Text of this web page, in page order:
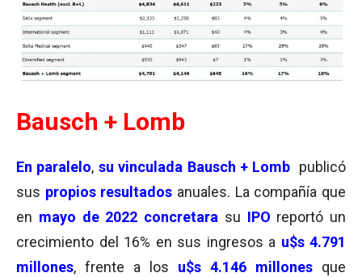
Bausch + Lomb
En paralelo, su vinculada Bausch + Lomb publicó
sus propios resultados anuales. La compañía que
en mayo de 2022 concretara su IPO reportó un
crecimiento del 16% en sus ingresos a u$s 4.791
millones, frente a los u$s 4.146 millones que